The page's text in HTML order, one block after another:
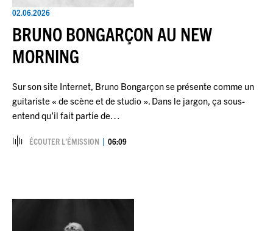
02.06.2026
BRUNO BONGARÇON AU NEW
MORNING
Sur son site Internet, Bruno Bongarçon se présente comme un
guitariste « de scène et de studio ». Dans le jargon, ça sous-
entend qu’il fait partie de…
ÉCOUTER L’ÉMISSION 06:09